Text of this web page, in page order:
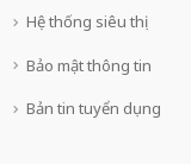
Hệ thống siêu thị
Bảo mật thông tin
Bản tin tuyển dụng